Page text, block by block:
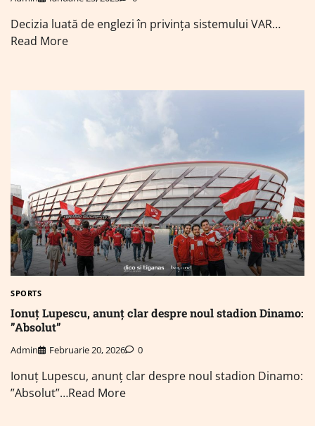
Decizia luată de englezi în privința sistemului VAR…
Read More
SPORTS
Ionuț Lupescu, anunț clar despre noul stadion Dinamo:
”Absolut”
Admin Februarie 20, 2026 0
Ionuț Lupescu, anunț clar despre noul stadion Dinamo:
”Absolut”…Read More